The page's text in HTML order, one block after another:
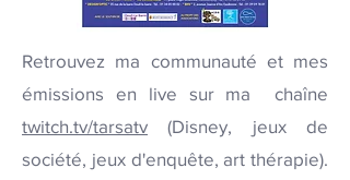
Retrouvez ma communauté et mes
émissions en live sur ma chaîne
twitch.tv/tarsatv
(Disney, jeux de
société, jeux d'enquête, art thérapie).